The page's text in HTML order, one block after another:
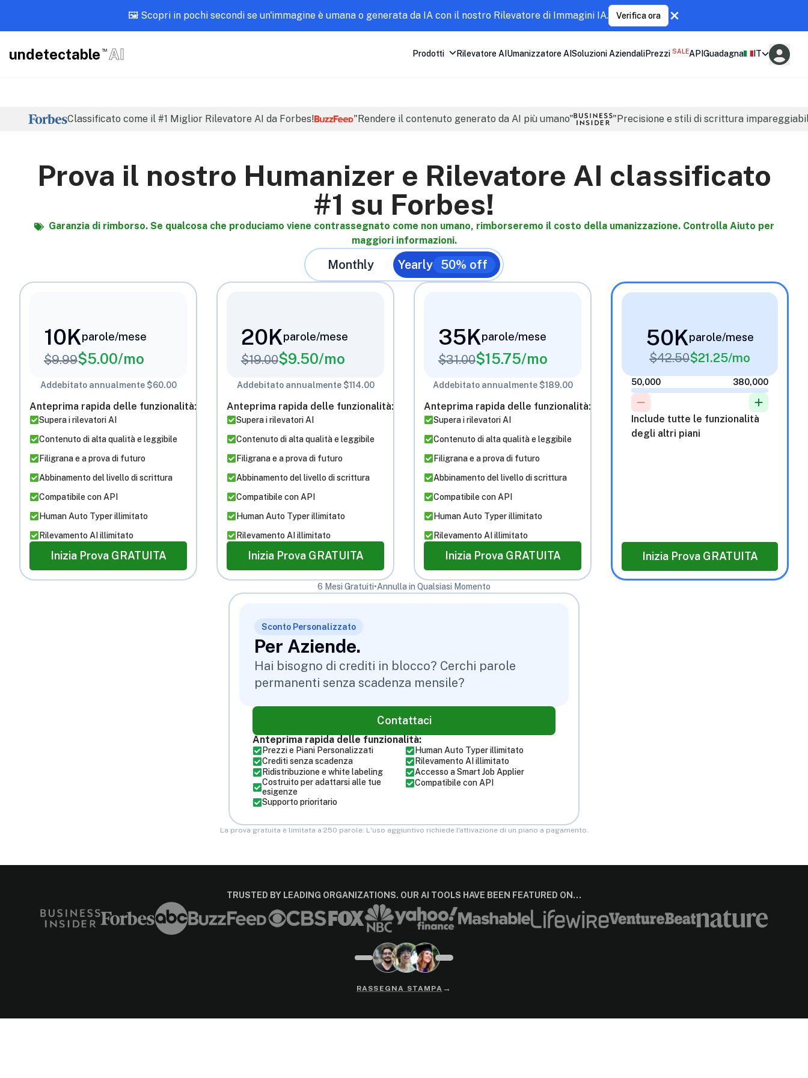
🖼️ Scopri in pochi secondi se un'immagine è umana o generata da IA con il nostro Rilevatore di Immagini IA. Verifica ora
undetectable TM AI Prodotti Rilevatore AI Umanizzatore AI Soluzioni AziendaliPrezzi SALEAPI Guadagna IT
Classificato come il #1 Miglior Rilevatore AI da Forbes! "Rendere il contenuto generato da AI più umano" "Precisione e stili di scrittura
Prova il nostro Humanizer e Rilevatore AI classificato
#1 su Forbes!
Garanzia di rimborso. Se qualcosa che produciamo viene contrassegnato come non umano, rimborseremo il costo della umanizzazione. Controlla Aiuto per
maggiori informazioni.
Monthly Yearly 50% off
10Kparole/mese
$9.99$5.00/mo
Addebitato annualmente $60.00
Anteprima rapida delle funzionalità:
Supera i rilevatori AI
Contenuto di alta qualità e leggibile
Filigrana e a prova di futuro
Abbinamento del livello di scrittura
Compatibile con API
Human Auto Typer illimitato
Rilevamento AI illimitato
Inizia Prova GRATUITA
20Kparole/mese
$19.00$9.50/mo
Addebitato annualmente $114.00
Anteprima rapida delle funzionalità:
Supera i rilevatori AI
Contenuto di alta qualità e leggibile
Filigrana e a prova di futuro
Abbinamento del livello di scrittura
Compatibile con API
Human Auto Typer illimitato
Rilevamento AI illimitato
Inizia Prova GRATUITA
35Kparole/mese
$31.00$15.75/mo
Addebitato annualmente $189.00
Anteprima rapida delle funzionalità:
Supera i rilevatori AI
Contenuto di alta qualità e leggibile
Filigrana e a prova di futuro
Abbinamento del livello di scrittura
Compatibile con API
Human Auto Typer illimitato
Rilevamento AI illimitato
Inizia Prova GRATUITA
50Kparole/mese
$42.50$21.25/mo
50,000 380,000
Include tutte le funzionalità
degli altri piani
Inizia Prova GRATUITA
6 Mesi Gratuiti•Annulla in Qualsiasi Momento
Sconto Personalizzato
Per Aziende.
Hai bisogno di crediti in blocco? Cerchi parole
permanenti senza scadenza mensile?
Contattaci
Anteprima rapida delle funzionalità:
Prezzi e Piani Personalizzati
Crediti senza scadenza
Ridistribuzione e white labeling
Costruito per adattarsi alle tue
esigenze
Supporto prioritario
Human Auto Typer illimitato
Rilevamento AI illimitato
Accesso a Smart Job Applier
Compatibile con API
La prova gratuita è limitata a 250 parole. L'uso aggiuntivo richiede l'attivazione di un piano a pagamento.
TRUSTED BY LEADING ORGANIZATIONS. OUR AI TOOLS HAVE BEEN FEATURED ON…
RASSEGNA STAMPA →